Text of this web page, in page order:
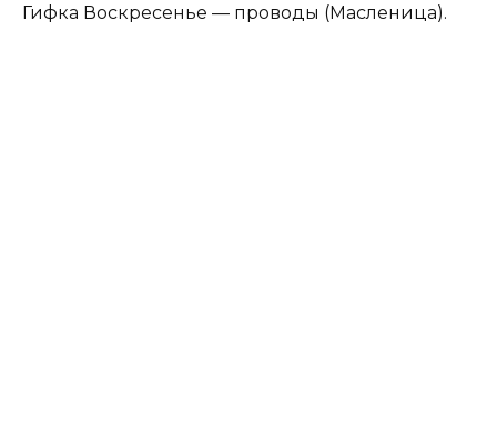
Гифка Воскресенье — проводы (Масленица).